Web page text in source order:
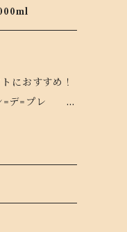
ださい。ミル
お楽しみくだ
ン=デ=プレ
ださい。ミル